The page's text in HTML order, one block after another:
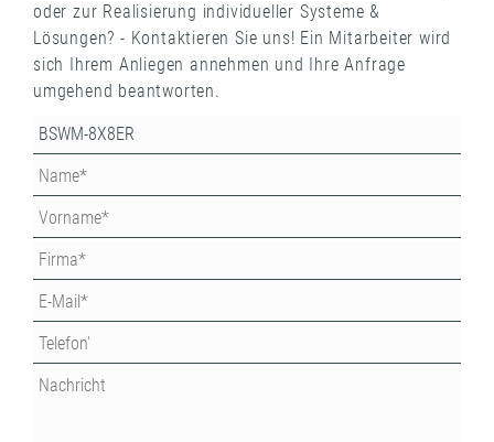
oder zur Realisierung individueller Systeme &
Lösungen? - Kontaktieren Sie uns! Ein Mitarbeiter wird
sich Ihrem Anliegen annehmen und Ihre Anfrage
umgehend beantworten.